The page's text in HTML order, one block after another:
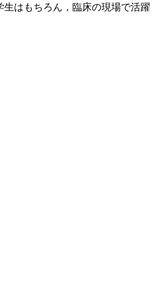
はもちろん，臨床の現場で活躍